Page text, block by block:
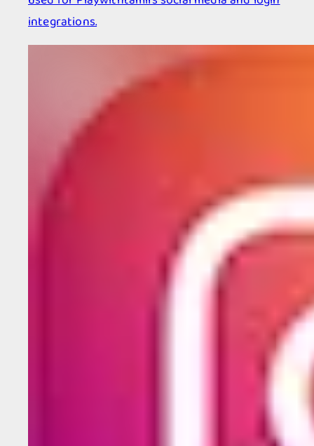
integrations.